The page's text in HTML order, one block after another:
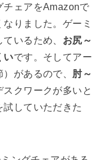
チェアをAmazonで
りました。ゲーミ
いるため、 お尻～
いです。そしてアー
があるので、 肘～
スクワークが多いと
していただきた